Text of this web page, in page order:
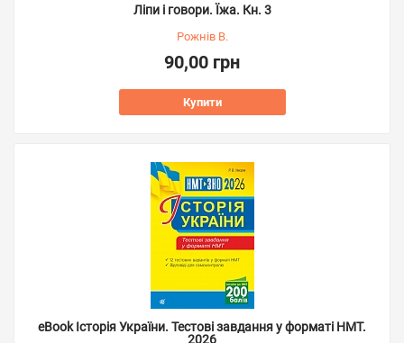
Ліпи і говори. Їжа. Кн. 3
Рожнів В.
90,00 грн
Купити
eBook Історія України. Тестові завдання у форматі НМТ.
2026